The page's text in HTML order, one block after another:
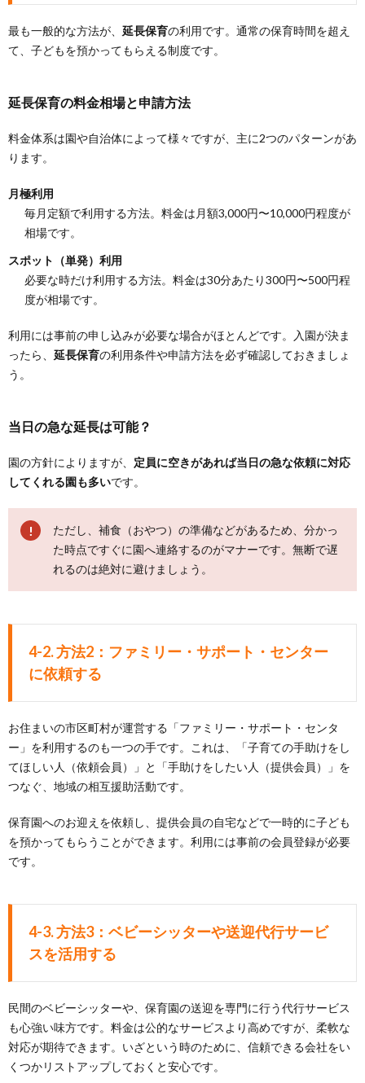
最も一般的な方法が、 延長保育の利用です。通常の保育時間を超え
て、子どもを預かってもらえる制度です。
延長保育の料金相場と申請方法
料金体系は園や自治体によって様々ですが、主に2つのパターンがあ
ります。
月極利用
毎月定額で利用する方法。料金は月額3,000円〜10,000円程度が
相場です。
スポット（単発）利用
必要な時だけ利用する方法。料金は30分あたり300円〜500円程
度が相場です。
利用には事前の申し込みが必要な場合がほとんどです。入園が決ま
ったら、 延長保育の利用条件や申請方法を必ず確認しておきましょ
う。
当日の急な延長は可能？
園の方針によりますが、 定員に空きがあれば当日の急な依頼に対応
してくれる園も多いです。
ただし、補食（おやつ）の準備などがあるため、分かっ
た時点ですぐに園へ連絡するのがマナーです。無断で遅
れるのは絶対に避けましょう。
4-2. 方法2：ファミリー・サポート・センター
に依頼する
お住まいの市区町村が運営する「ファミリー・サポート・センタ
ー」を利用するのも一つの手です。これは、「子育ての手助けをし
てほしい人（依頼会員）」と「手助けをしたい人（提供会員）」を
つなぐ、地域の相互援助活動です。
保育園へのお迎えを依頼し、提供会員の自宅などで一時的に子ども
を預かってもらうことができます。利用には事前の会員登録が必要
です。
4-3. 方法3：ベビーシッターや送迎代行サービ
スを活用する
民間のベビーシッターや、保育園の送迎を専門に行う代行サービス
も心強い味方です。料金は公的なサービスより高めですが、柔軟な
対応が期待できます。いざという時のために、信頼できる会社をい
くつかリストアップしておくと安心です。